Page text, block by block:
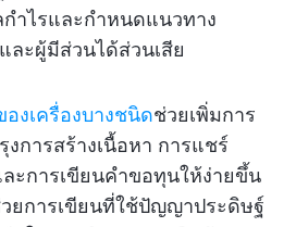
ำไรและกำหนดแนวทาง
ะผู้มีส่วนได้ส่วนเสีย
องเครื่องบางชนิดช่วยเพิ่มการ
งการสร้างเนื้อหา การแชร์
ะการเขียนคำขอทุนให้ง่ายขึ้น
ยการเขียนที่ใช้ปัญญาประดิษฐ์